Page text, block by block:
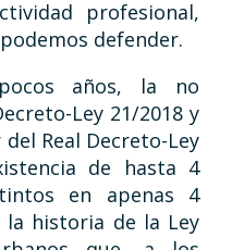
profesional,
defender.
años, la no
Ley 21/2018 y
Real Decreto-Ley
de hasta 4
en apenas 4
la historia de la Ley